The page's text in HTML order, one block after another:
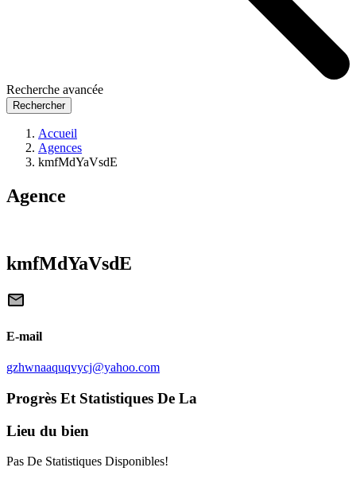
Recherche avancée
Rechercher
Accueil
Agences
kmfMdYaVsdE
Agence
kmfMdYaVsdE
E-mail
gzhwnaaquqvycj@yahoo.com
Progrès Et Statistiques De La
Lieu du bien
Pas De Statistiques Disponibles!